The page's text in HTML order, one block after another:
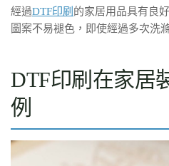
經過DTF印刷 的家居用品具有良
圖案不易褪色，即使經過多次洗
DTF印刷在家居
例